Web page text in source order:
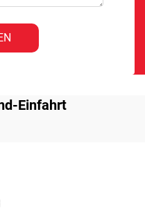
Einfahrt